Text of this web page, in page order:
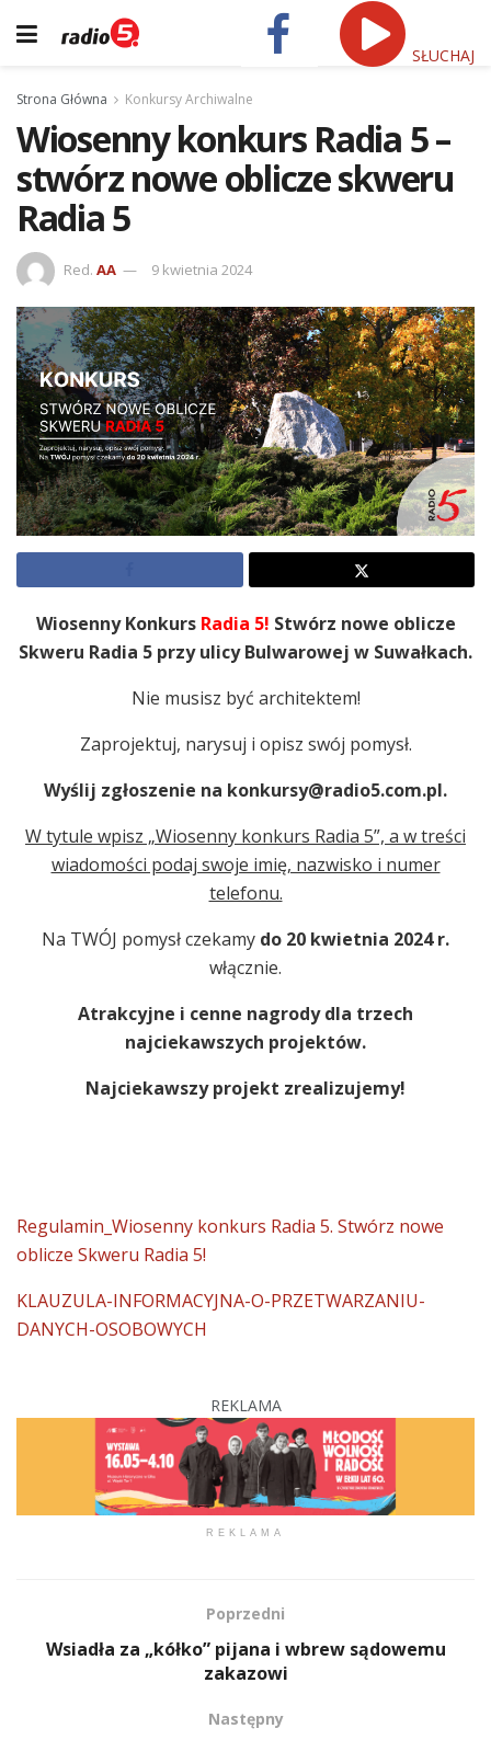
SŁUCHAJ
Strona Główna Konkursy Archiwalne
Wiosenny konkurs Radia 5 –
stwórz nowe oblicze skweru
Radia 5
Red. AA 9 kwietnia 2024
Wiosenny Konkurs Radia 5! Stwórz nowe oblicze
Skweru Radia 5 przy ulicy Bulwarowej w Suwałkach.
Nie musisz być architektem!
Zaprojektuj, narysuj i opisz swój pomysł.
Wyślij zgłoszenie na konkursy@radio5.com.pl.
W tytule wpisz „Wiosenny konkurs Radia 5”, a w treści
wiadomości podaj swoje imię, nazwisko i numer
telefonu.
Na TWÓJ pomysł czekamy do 20 kwietnia 2024 r.
włącznie.
Atrakcyjne i cenne nagrody dla trzech
najciekawszych projektów.
Najciekawszy projekt zrealizujemy!
Regulamin_Wiosenny konkurs Radia 5. Stwórz nowe
oblicze Skweru Radia 5!
KLAUZULA-INFORMACYJNA-O-PRZETWARZANIU-
DANYCH-OSOBOWYCH
REKLAMA
REKLAMA
Poprzedni
Wsiadła za „kółko” pijana i wbrew sądowemu
zakazowi
Następny